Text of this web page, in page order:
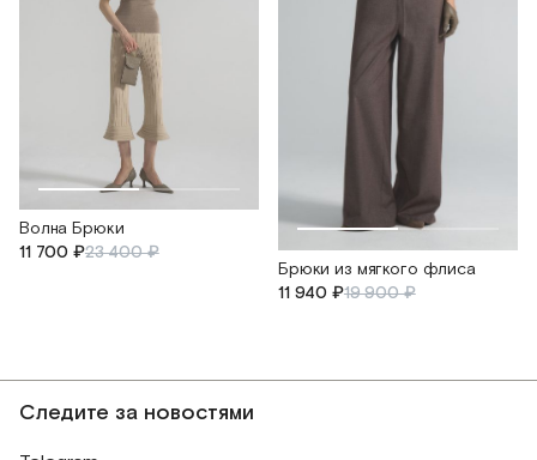
Волна Брюки
11 700 ₽23 400 ₽
Брюки из мягкого флиса
11 940 ₽19 900 ₽
Следите за новостями